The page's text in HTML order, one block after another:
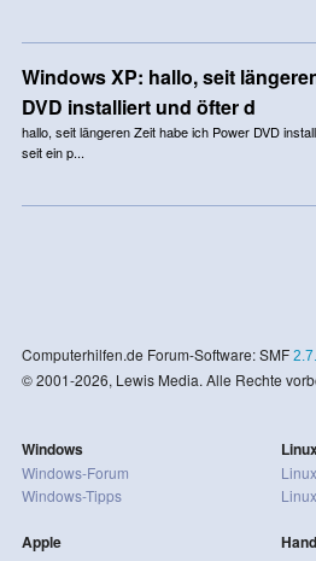
Windows XP: hallo, seit
DVD installiert und öfter d
hallo, seit längeren Zeit habe ich Power DVD
seit ein p...
Computerhilfen.de Forum-Software: SMF
© 2001-2026, Lewis Media. Alle Rechte
Windows
Windows-Forum
Windows-Tipps
Apple